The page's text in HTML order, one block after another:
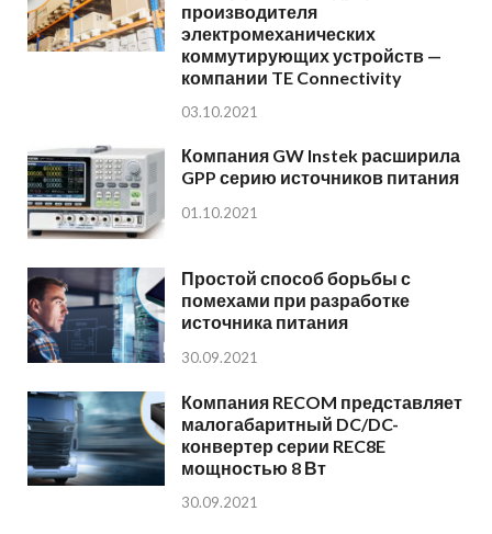
производителя
электромеханических
коммутирующих устройств —
компании TE Connectivity
03.10.2021
Компания GW Instek расширила
GPP серию источников питания
01.10.2021
Простой способ борьбы с
помехами при разработке
источника питания
30.09.2021
Компания RECOM представляет
малогабаритный DC/DC-
конвертер серии REC8E
мощностью 8 Вт
30.09.2021